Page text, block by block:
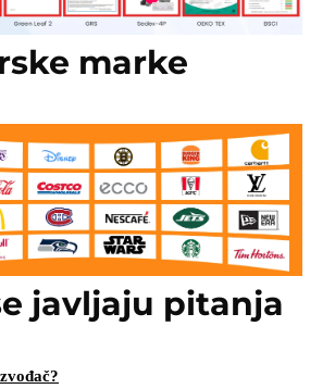
marke
javljaju pitanja